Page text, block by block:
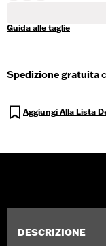
Guida alle taglie
Spedizione gratuita
Aggiungi Alla Lista
DESCRIZIONE